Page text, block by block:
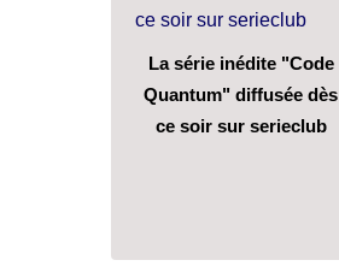
La série inédite "Code
Quantum" diffusée dès
ce soir sur serieclub